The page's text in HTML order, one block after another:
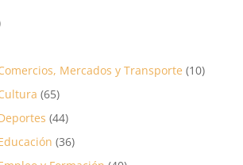
Mercados y Transporte (10)
(65)
(44)
(36)